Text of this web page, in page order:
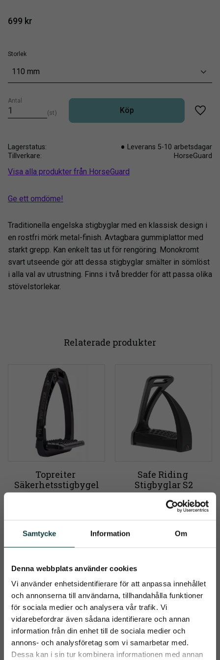
Samtycke Information Om
Denna webbplats använder cookies
Vi använder enhetsidentifierare för att anpassa innehållet
och annonserna till användarna, tillhandahålla funktioner
för sociala medier och analysera vår trafik. Vi
vidarebefordrar även sådana identifierare och annan
information från din enhet till de sociala medier och
annons- och analysföretag som vi samarbetar med.
Dessa kan i sin tur kombinera informationen med annan
699 kr
Storlek
110 mm
Antal
st Köp
Lägg
Lagerstatus
Leverans 5-10 arbetsdagar
Tillverkare
HorseGuard
Visa alla produkter från HorseGuard
Ge ett omdöme!
Traditionella engelska stigbyglar med en klassisk design i
en rostfri mörk metal-finish. Avtagbara gummiplattor med
starkt grepp. Kan enkelt tas ut för rengöring. Monokromt
svart utseende gör att dessa stigbyglar smälter in sömlöst
i alla val av utrustning. Finns i två bredder för att passa olika
stövelstorlekar.
Relaterade produkter
Topreiter
Säkerhetsstigbygel
2 050
Safe Riding
Stigbyglar S2
det innovativa och
patenterade 360 graders-
utlösningen, vilket
Prenumerera på Emmishopens